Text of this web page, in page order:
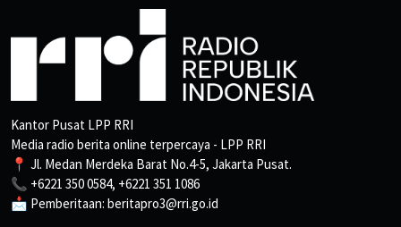
Kantor Pusat LPP RRI
Media radio berita online terpercaya - LPP RRI
📍 Jl. Medan Merdeka Barat No.4-5, Jakarta Pusat.
📞 +6221 350 0584, +6221 351 1086
📩 Pemberitaan: beritapro3@rri.go.id